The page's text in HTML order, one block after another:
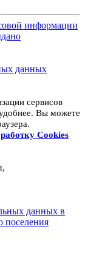
информации
данных
сервисов
Вы можете
Cookies
данных в
поселения